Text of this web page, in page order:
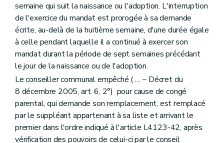
Art. L1332-31
Livre IV Organes territoriaux intracommunaux
Titre premier Organisation des organes territoriaux intracommunaux
Chapitre premier Dispositions générales
Art. L1411-1
Chapitre II Les conseils de (secteur)
Section première Mode de désignation et statut des conseillers de (secteur)
Art. L1412-1
Section 2 Réunions, discussions et décisions des conseils de (secteur)
Art. L1412-2
Art. L1412-3
Section 3
Attributions
Art. L1412-4
Art. L1412-5
Art. L1412-6
semaine qui suit la naissance ou l'adoption. L'interruption
de l'exercice du mandat est prorogée à sa demande
écrite, au-delà de la huitième semaine, d'une durée égale
à celle pendant laquelle il a continué à exercer son
mandat durant la période de sept semaines précédant
le jour de la naissance ou de l'adoption.
Le conseiller communal empêché (...– Décret du
8 décembre 2005, art. 6, 2°) pour cause de congé
parental, qui demande son remplacement, est remplacé
par le suppléant appartenant à sa liste et arrivant le
premier dans l'ordre indiqué à l'article L4123-42, après
vérification des pouvoirs de celui-ci par le conseil